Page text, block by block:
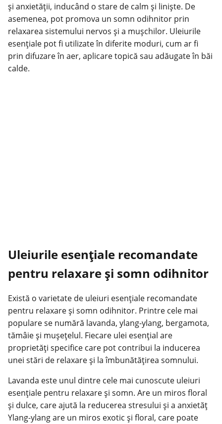
și anxietății, inducând o stare de calm și liniște. De
asemenea, pot promova un somn odihnitor prin
relaxarea sistemului nervos și a mușchilor. Uleiurile
esențiale pot fi utilizate în diferite moduri, cum ar fi
prin difuzare în aer, aplicare topică sau adăugate în băi
calde.
Uleiurile esențiale recomandate
pentru relaxare și somn odihnitor
Există o varietate de uleiuri esențiale recomandate
pentru relaxare și somn odihnitor. Printre cele mai
populare se numără lavanda, ylang-ylang, bergamota,
tămâie și mușețelul. Fiecare ulei esențial are
proprietăți specifice care pot contribui la inducerea
unei stări de relaxare și la îmbunătățirea somnului.
Lavanda este unul dintre cele mai cunoscute uleiuri
esențiale pentru relaxare și somn. Are un miros floral
și dulce, care ajută la reducerea stresului și a anxietăț
Ylang-ylang are un miros exotic și floral, care poate